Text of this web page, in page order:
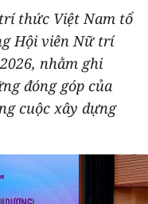
thức Việt Nam tổ
Hội viên Nữ trí
nhằm ghi
đóng góp của
cuộc xây dựng